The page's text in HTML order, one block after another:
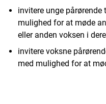
invitere unge
mulighed for at møde
eller anden voksen i
invitere voksne
med mulighed for at